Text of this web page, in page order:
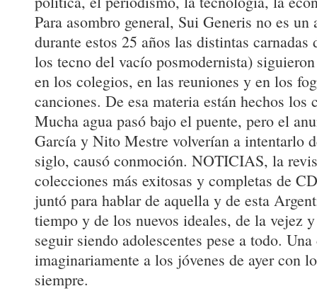
Para asombro general, Sui Generis no es un
durante estos 25 años las distintas carnadas
los tecno del vacío posmodernista)
en los colegios, en las reuniones y en los
canciones. De esa materia están hechos los
Mucha agua pasó bajo el puente, pero el
García y Nito Mestre volverían a intentarlo
siglo, causó conmoción. NOTICIAS, la
colecciones más exitosas y completas de
juntó para hablar de aquella y de esta
tiempo y de los nuevos ideales, de la vejez
seguir siendo adolescentes pese a todo.
imaginariamente a los jóvenes de ayer con
siempre.